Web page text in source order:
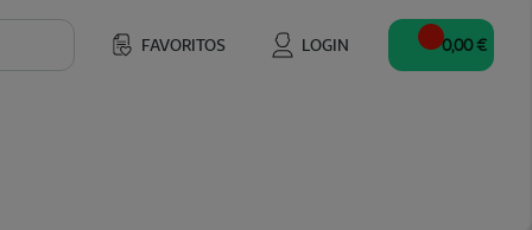
FAVORITOS LOGIN 0,00 €